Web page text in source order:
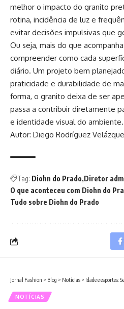
melhor o impacto do granito
rotina, incidência de luz e
evitar decisões impulsivas que
Ou seja, mais do que
compreender como cada
diário. Um projeto bem
praticidade e durabilidade de
forma, o granito deixa de ser
passa a contribuir diretamente
e identidade visual do ambiente.
Autor: Diego Rodríguez
Tag: Diohn do Prado Diretor
O que aconteceu com Diohn do
Tudo sobre Diohn do Prado
Jornal Fashion > Blog > Notícias > Idade e esportes:
NOTÍCIAS